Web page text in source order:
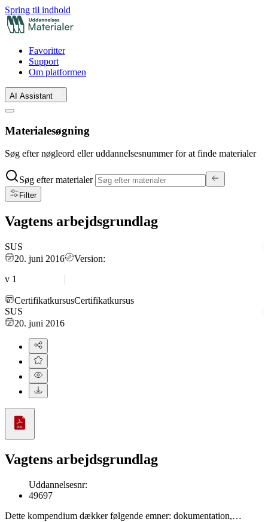
Spring til indhold
Favoritter
Support
Om platformen
AI Assistant
Materialesøgning
Søg efter nøgleord eller uddannelsesnummer for at finde materialer
Søg efter materialer
Filter
Vagtens arbejdsgrundlag
SUS
20. juni 2016
Version:
v 1
CertifikatkursusCertifikatkursus
SUS
20. juni 2016
Vagtens arbejdsgrundlag
Uddannelsesnr:
49697
Dette kompendium dækker følgende emner: dokumentation,